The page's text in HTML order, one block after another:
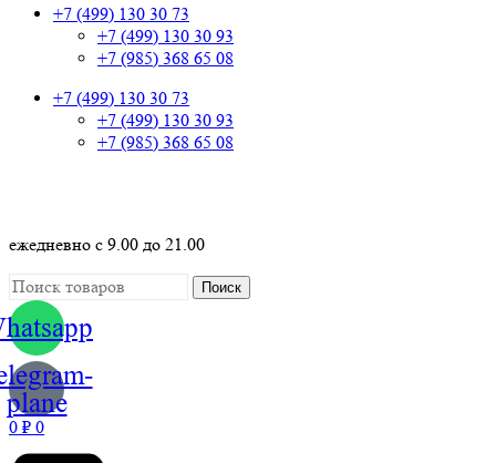
+7 (499) 130 30 73
+7 (499) 130 30 93
+7 (985) 368 65 08
+7 (499) 130 30 73
+7 (499) 130 30 93
+7 (985) 368 65 08
ежедневно с 9.00 до 21.00
Поиск
plane
0 ₽ 0